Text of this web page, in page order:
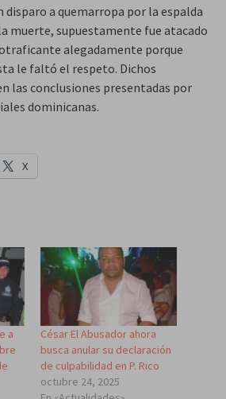
disparo a quemarropa por la espalda
muerte, supuestamente fue atacado
alegadamente porque
le faltó el respeto. Dichos
las conclusiones presentadas por
dominicanas.
X
a
César El Abusador ahora
busca anular su declaración
de culpabilidad en P. Rico
octubre 24, 2025